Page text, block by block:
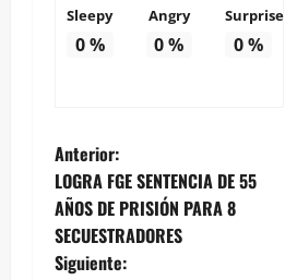
Sleepy
0%
Angry
0%
Surprise
0%
N
a
v
Anterior:
LOGRA FGE SENTENCIA DE 55
AÑOS DE PRISIÓN PARA 8
SECUESTRADORES
Siguiente: